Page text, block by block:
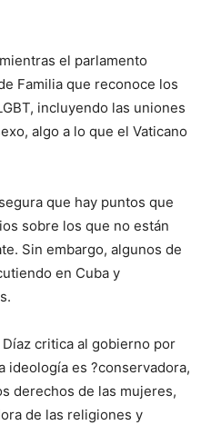
el parlamento
Familia que reconoce los
incluyendo las uniones
algo a lo que el Vaticano
que hay puntos que
sobre los que no están
Sin embargo, algunos de
en Cuba y
critica al gobierno por
ideología es ?conservadora,
derechos de las mujeres,
de las religiones y